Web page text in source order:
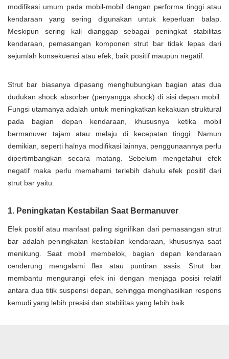
modifikasi umum pada mobil-mobil dengan performa tinggi atau
kendaraan yang sering digunakan untuk keperluan balap.
Meskipun sering kali dianggap sebagai peningkat stabilitas
kendaraan, pemasangan komponen strut bar tidak lepas dari
sejumlah konsekuensi atau efek, baik positif maupun negatif.
Strut bar biasanya dipasang menghubungkan bagian atas dua
dudukan shock absorber (penyangga shock) di sisi depan mobil.
Fungsi utamanya adalah untuk meningkatkan kekakuan struktural
pada bagian depan kendaraan, khususnya ketika mobil
bermanuver tajam atau melaju di kecepatan tinggi. Namun
demikian, seperti halnya modifikasi lainnya, penggunaannya perlu
dipertimbangkan secara matang. Sebelum mengetahui efek
negatif maka perlu memahami terlebih dahulu efek positif dari
strut bar yaitu:
1. Peningkatan Kestabilan Saat Bermanuver
Efek positif atau manfaat paling signifikan dari pemasangan strut
bar adalah peningkatan kestabilan kendaraan, khususnya saat
menikung. Saat mobil membelok, bagian depan kendaraan
cenderung mengalami flex atau puntiran sasis. Strut bar
membantu mengurangi efek ini dengan menjaga posisi relatif
antara dua titik suspensi depan, sehingga menghasilkan respons
kemudi yang lebih presisi dan stabilitas yang lebih baik.